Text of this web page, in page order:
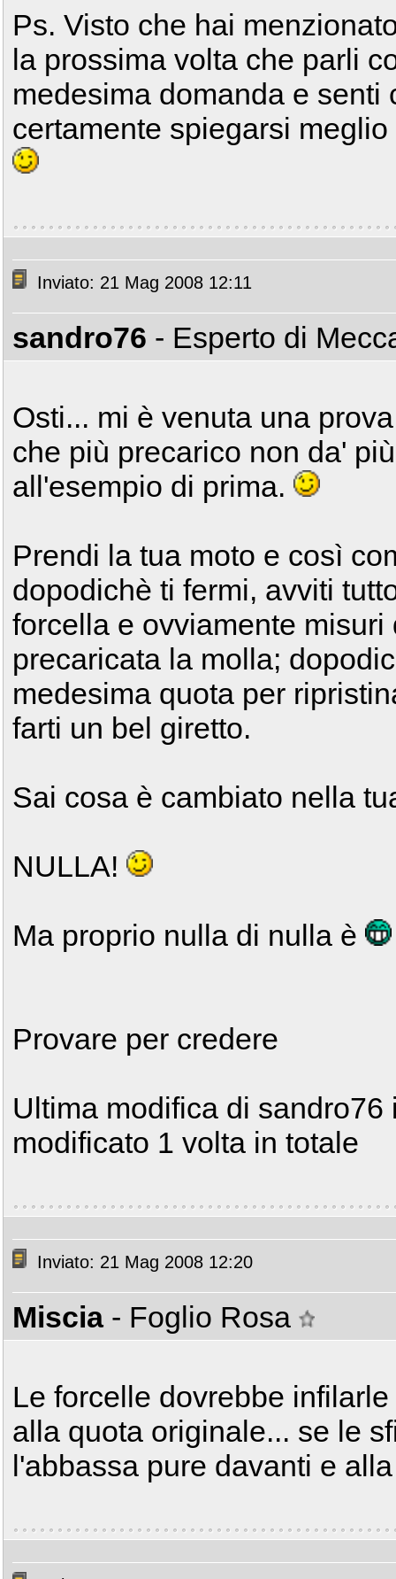
Ps. Visto che hai
la prossima volta che parli
medesima domanda e senti
certamente spiegarsi
Inviato: 21 Mag 2008 12:11
sandro76 - Esperto di
Osti... mi è venuta una
che più precarico non da'
all'esempio di prima.
Prendi la tua moto e così
dopodichè ti fermi, avviti
forcella e ovviamente
precaricata la molla;
medesima quota per
farti un bel giretto.
Sai cosa è cambiato nella
NULLA!
Ma proprio nulla di nulla è
Provare per credere
Ultima modifica di
modificato 1 volta in totale
Inviato: 21 Mag 2008 12:20
Miscia - Foglio Rosa
Le forcelle dovrebbe
alla quota originale... se le
l'abbassa pure davanti e